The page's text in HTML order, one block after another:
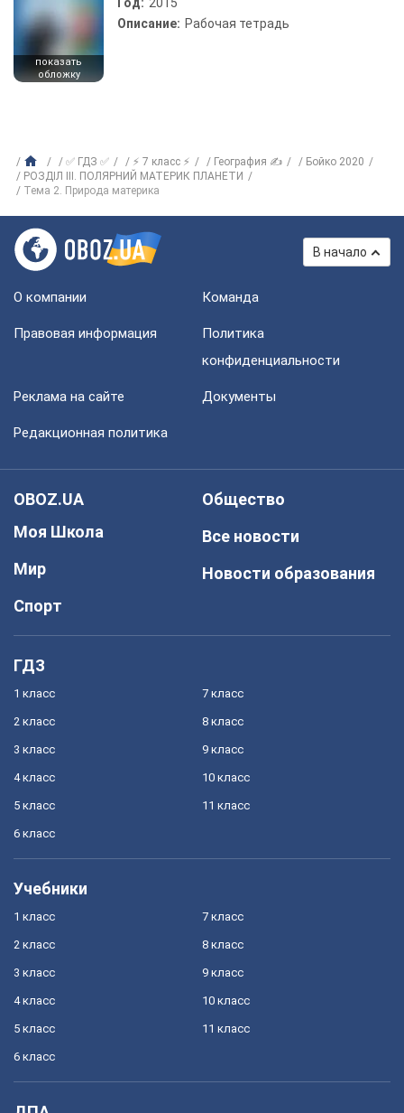
показать
обложку
Описание: Рабочая тетрадь
✅ ГДЗ ✅ ⚡ 7 класс ⚡ География ✍
Бойко 2020
РОЗДІЛ ІІІ. ПОЛЯРНИЙ МАТЕРИК ПЛАНЕТИ
Тема 2. Природа материка
В начало
О компании Команда
Правовая информация
Политика
конфиденциальности
Реклама на сайте Документы
Редакционная политика
OBOZ.UA
Моя Школа
Мир
Спорт
Общество
Все новости
Новости образования
ГДЗ
1 класс
2 класс
3 класс
4 класс
5 класс
6 класс
7 класс
8 класс
9 класс
10 класс
11 класс
Учебники
1 класс
2 класс
3 класс
4 класс
5 класс
6 класс
7 класс
8 класс
9 класс
10 класс
11 класс